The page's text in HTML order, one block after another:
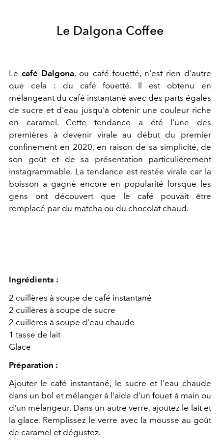
Le Dalgona Coffee
Lecafé Dalgona, ou café fouetté, n'est rien d'autre
que cela : du café fouetté. Il est obtenu en
mélangeant du café instantané avec des parts égales
de sucre et d'eau jusqu'à obtenir une couleur riche
en caramel. Cette tendance a été l'une des
premières à devenir virale au début du premier
confinement en 2020, en raison de sa simplicité, de
son goût et de sa présentation particulièrement
instagrammable. La tendance est restée virale car la
boisson a gagné encore en popularité lorsque les
gens ont découvert que le café pouvait être
remplacé par du matcha ou du chocolat chaud.
Ingrédients :
2 cuillères à soupe de café instantané
2 cuillères à soupe de sucre
2 cuillères à soupe d'eau chaude
1 tasse de lait
Glace
Préparation :
Ajouter le café instantané, le sucre et l'eau chaude
dans un bol et mélanger à l'aide d'un fouet à main ou
d'un mélangeur. Dans un autre verre, ajoutez le lait et
la glace. Remplissez le verre avec la mousse au goût
de caramel et dégustez.